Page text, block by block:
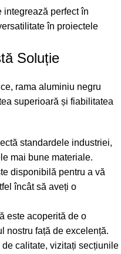
integrează perfect în
în proiectele
Soluție
rama aluminiu negru
superioară și fiabilitatea
standardele industriei,
mai bune materiale.
disponibilă pentru a vă
încât să aveți o
este acoperită de o
nostru față de excelență.
calitate, vizitați secțiunile